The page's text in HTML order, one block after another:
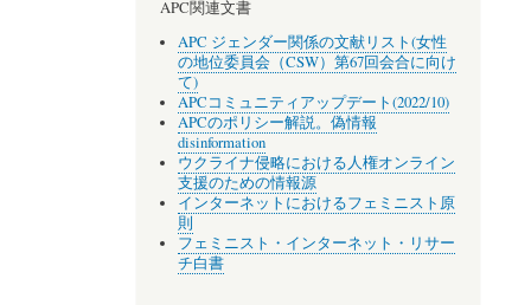
APC関連文書
APC ジェンダー関係の文献リスト(女性
の地位委員会（CSW）第67回会合に向け
て)
APCコミュニティアップデート(2022/10)
APCのポリシー解説。偽情報
disinformation
ウクライナ侵略における人権オンライン
支援のための情報源
インターネットにおけるフェミニスト原
則
フェミニスト・インターネット・リサー
チ白書